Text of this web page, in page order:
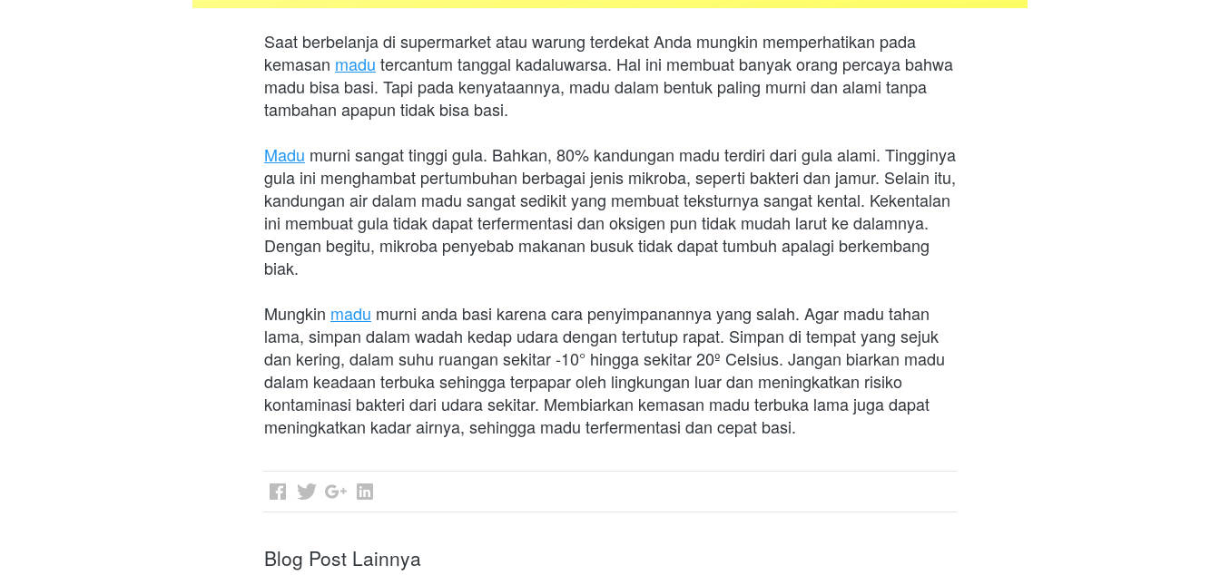
Saat berbelanja di supermarket atau warung terdekat Anda mungkin memperhatikan pada
kemasan madu tercantum tanggal kadaluwarsa. Hal ini membuat banyak orang percaya bahwa
madu bisa basi. Tapi pada kenyataannya, madu dalam bentuk paling murni dan alami tanpa
tambahan apapun tidak bisa basi.
Madu murni sangat tinggi gula. Bahkan, 80% kandungan madu terdiri dari gula alami. Tingginya
gula ini menghambat pertumbuhan berbagai jenis mikroba, seperti bakteri dan jamur. Selain itu,
kandungan air dalam madu sangat sedikit yang membuat teksturnya sangat kental. Kekentalan
ini membuat gula tidak dapat terfermentasi dan oksigen pun tidak mudah larut ke dalamnya.
Dengan begitu, mikroba penyebab makanan busuk tidak dapat tumbuh apalagi berkembang
biak.
Mungkin madu murni anda basi karena cara penyimpanannya yang salah. Agar madu tahan
lama, simpan dalam wadah kedap udara dengan tertutup rapat. Simpan di tempat yang sejuk
dan kering, dalam suhu ruangan sekitar -10° hingga sekitar 20º Celsius. Jangan biarkan madu
dalam keadaan terbuka sehingga terpapar oleh lingkungan luar dan meningkatkan risiko
kontaminasi bakteri dari udara sekitar. Membiarkan kemasan madu terbuka lama juga dapat
meningkatkan kadar airnya, sehingga madu terfermentasi dan cepat basi.
Blog Post Lainnya